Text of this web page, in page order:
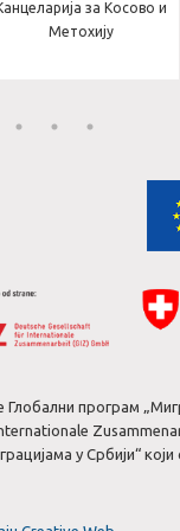
за Косово и
Метохију
програм
у Србији“